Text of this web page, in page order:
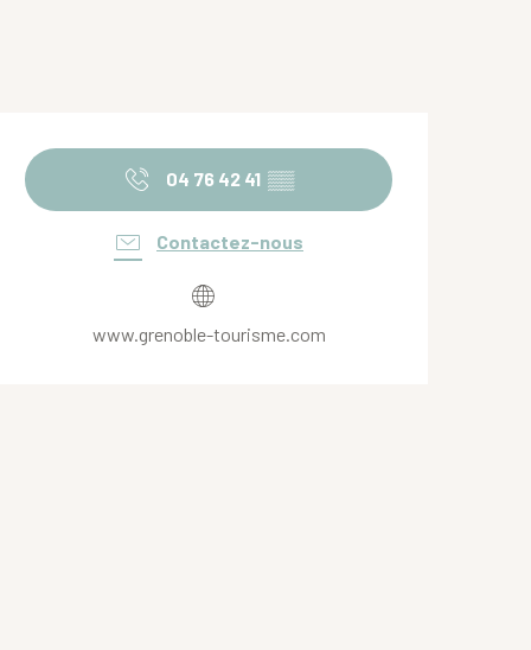
Ouverture et coordonnées
04 76 42 41 ▒▒
Contactez-nous
www.grenoble-tourisme.com